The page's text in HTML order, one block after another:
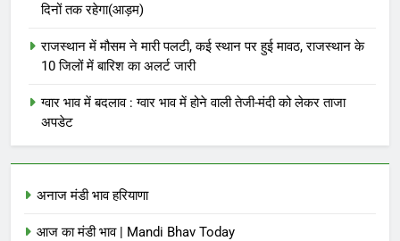
दिनों तक रहेगा(आड़म)
राजस्थान में मौसम ने मारी पलटी, कई स्थान पर हुई मावठ, राजस्थान के
10 जिलों में बारिश का अलर्ट जारी
ग्वार भाव में बदलाव : ग्वार भाव में होने वाली तेजी-मंदी को लेकर ताजा
अपडेट
अनाज मंडी भाव हरियाणा
आज का मंडी भाव | Mandi Bhav Today